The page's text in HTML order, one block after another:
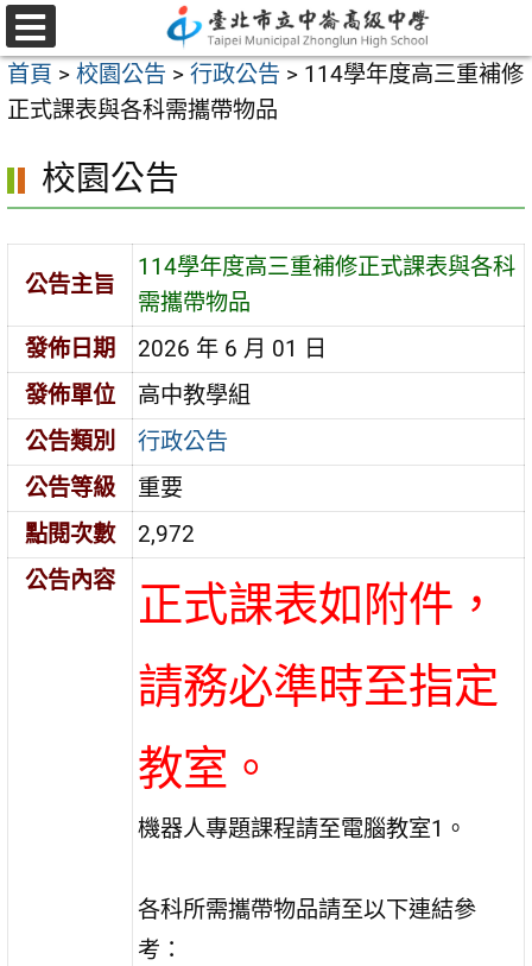
跳
至
主
要
容
選
單
首頁 > 校園公告 > 行政公告 > 114學年度高三重補修
正式課表與各科需攜帶物品
校園公告
公告主旨
114學年度高三重補修正式課表與各科
需攜帶物品
發佈日期
2026 年 6 月 01 日
發佈單位
高中教學組
公告類別
行政公告
公告等級
重要
點閱次數
2,972
公告內容
正式課表如附件，
請務必準時至指定
教室。
機器人專題課程請至電腦教室1。
各科所需攜帶物品請至以下連結參
考：